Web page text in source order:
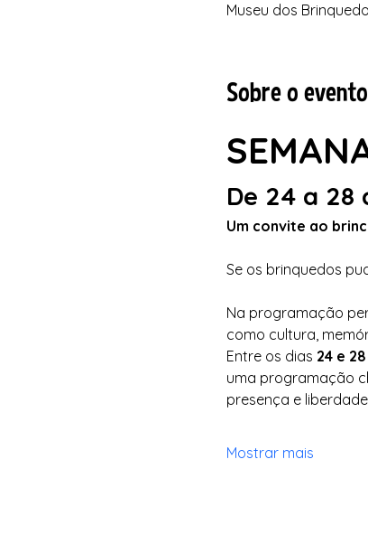
Museu dos
Sobre o evento
De 24 a
Um convite ao
Se os brinquedos
Na programação
como cultura,
Entre os dias 24 e
uma programação
presença e
Mostrar mais